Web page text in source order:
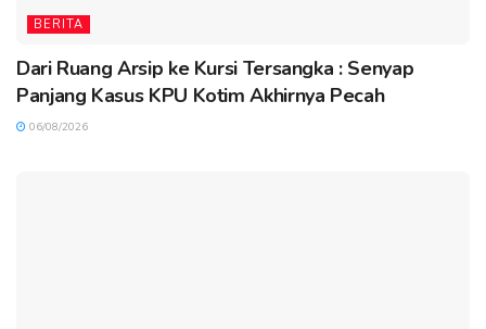
BERITA
Dari Ruang Arsip ke Kursi Tersangka : Senyap
Panjang Kasus KPU Kotim Akhirnya Pecah
06/08/2026